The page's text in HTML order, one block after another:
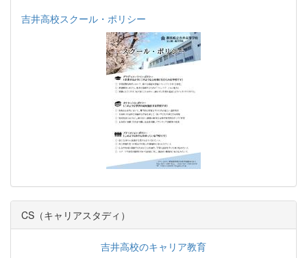
吉井高校スクール・ポリシー
CS（キャリアスタディ）
吉井高校のキャリア教育